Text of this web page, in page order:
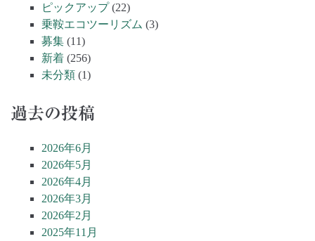
ピックアップ(22)
乗鞍エコツーリズム (3)
募集 (11)
新着 (256)
未分類 (1)
過去の投稿
2026年6月
2026年5月
2026年4月
2026年3月
2026年2月
2025年11月